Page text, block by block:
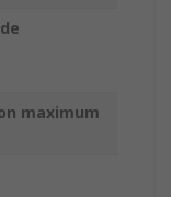
maximum